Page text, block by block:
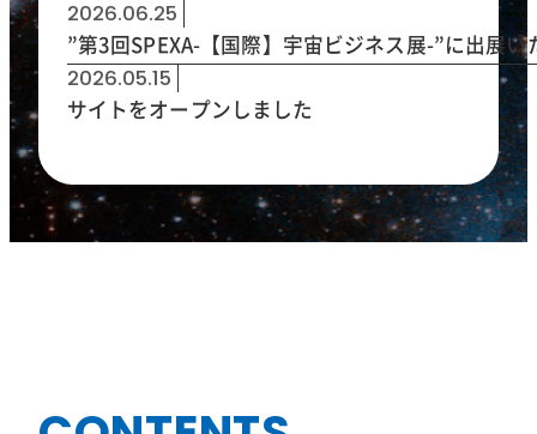
2026.06.25
”第3回SPEXA-【国際】宇宙ビジネス展-”に出展い
2026.05.15
サイトをオープンしました